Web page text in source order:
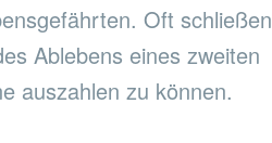
Oft schließen
Ablebens eines zweiten
auszahlen zu können.